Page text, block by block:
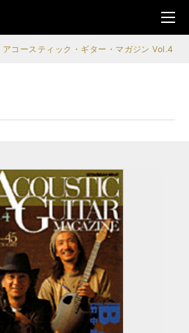
メニ
ュ
アコースティック・ギター・マガジン Vol.4